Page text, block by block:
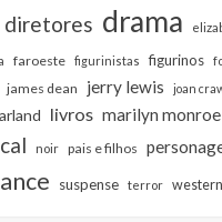
diretores drama
faroeste figurinistas figurinos
james dean jerry lewis joan
livros marilyn monroe
noir pais e filhos
suspense terror western